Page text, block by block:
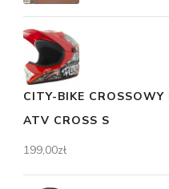
CITY-BIKE CROSSOWY
ATV CROSS S
199,00zł